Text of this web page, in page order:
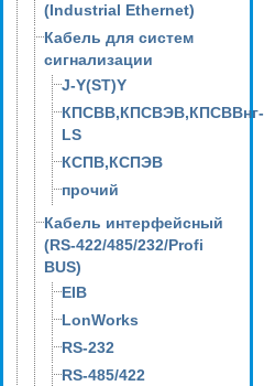
(Industrial Ethernet)
Кабель для систем
сигнализации
J-Y(ST)Y
КПСВВ,КПСВЭВ,КПСВВнг-
LS
КСПВ,КСПЭВ
прочий
Кабель интерфейсный
(RS-422/485/232/Profi
BUS)
EIB
LonWorks
RS-232
RS-485/422